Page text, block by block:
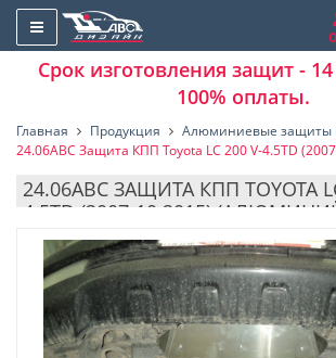
Срок изготовления защит -
100% оплаты.
Главная Продукция
Алюминиевые защиты
24.06ABC Защита КПП Toyota LC 200 V-4.5TD
24.06ABC ЗАЩИТА КПП TOYOTA
4.5TD (2007-10.2015)